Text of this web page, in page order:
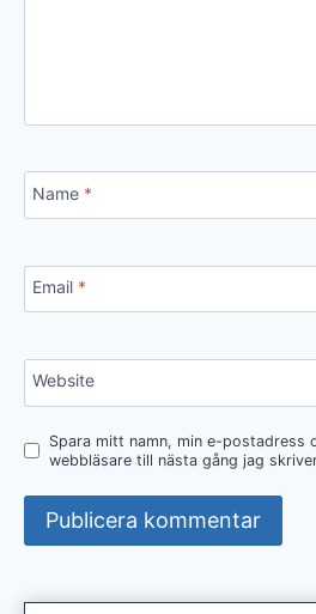
Name *
Email *
Website
Spara mitt namn, min e-postadress
webbläsare till nästa gång jag